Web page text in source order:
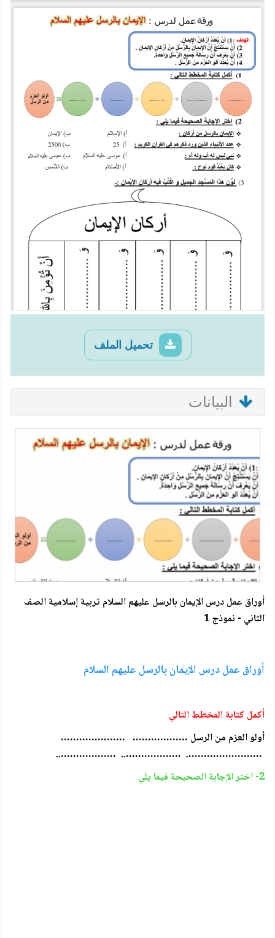
تحميل الملف
البيانات
أوراق عمل درس الإيمان بالرسل عليهم السلام تربية إسلامية الصف
الثاني - نموذج 1
أوراق عمل درس الإيمان بالرسل عليهم السلام
أكمل كتابة المخطط التالي
أولو العزم من الرسل ……………… …………………
……………………. ……………….. ………………..
2- اختر الإجابة الصحيحة فيما يلي